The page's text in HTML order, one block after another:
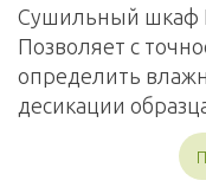
Сушильный шкаф
Позволяет с
определить
десикации